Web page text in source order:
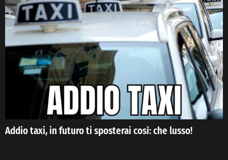
Addio taxi, in futuro ti sposterai così: che lusso!